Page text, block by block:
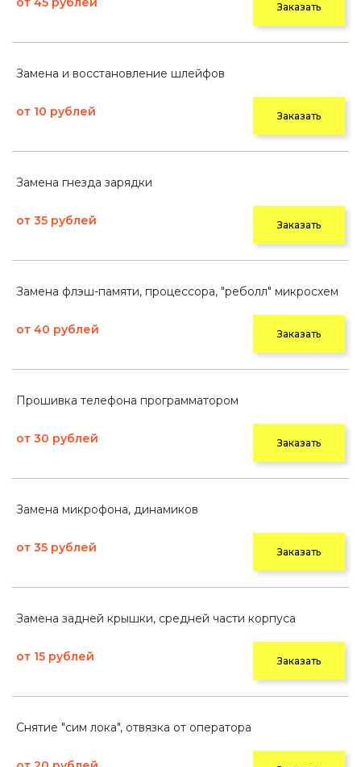
Заказать
Замена и восстановление шлейфов
от 10 рублей Заказать
Замена гнезда зарядки
от 35 рублей Заказать
Замена флэш-памяти, процессора, "реболл" микросхем
от 40 рублей Заказать
Прошивка телефона программатором
от 30 рублей Заказать
Замена микрофона, динамиков
от 35 рублей Заказать
Замена задней крышки, средней части корпуса
от 15 рублей Заказать
Снятие "сим лока", отвязка от оператора